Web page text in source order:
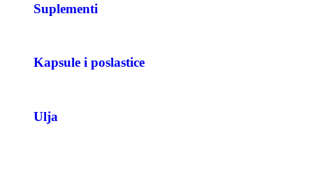
Suplementi
Kapsule i poslastice
Ulja